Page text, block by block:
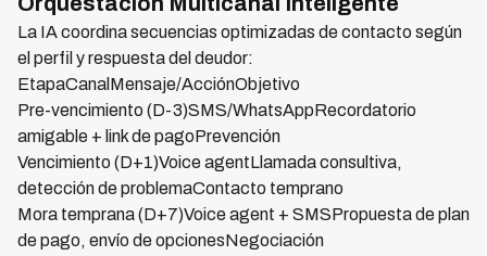
La IA coordina secuencias optimizadas de contacto según
el perfil y respuesta del deudor:
EtapaCanalMensaje/AcciónObjetivo
Pre-vencimiento (D-3)SMS/WhatsAppRecordatorio
amigable + link de pagoPrevención
Vencimiento (D+1)Voice agentLlamada consultiva,
detección de problemaContacto temprano
Mora temprana (D+7)Voice agent + SMSPropuesta de plan
de pago, envío de opcionesNegociación